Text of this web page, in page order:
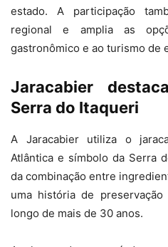
estado. A participação
regional e amplia as
gastronômico e ao turismo de
Jaracabier
Serra do Itaqueri
A Jaracabier utiliza o
Atlântica e símbolo da Serra
da combinação entre
uma história de
longo de mais de 30 anos.